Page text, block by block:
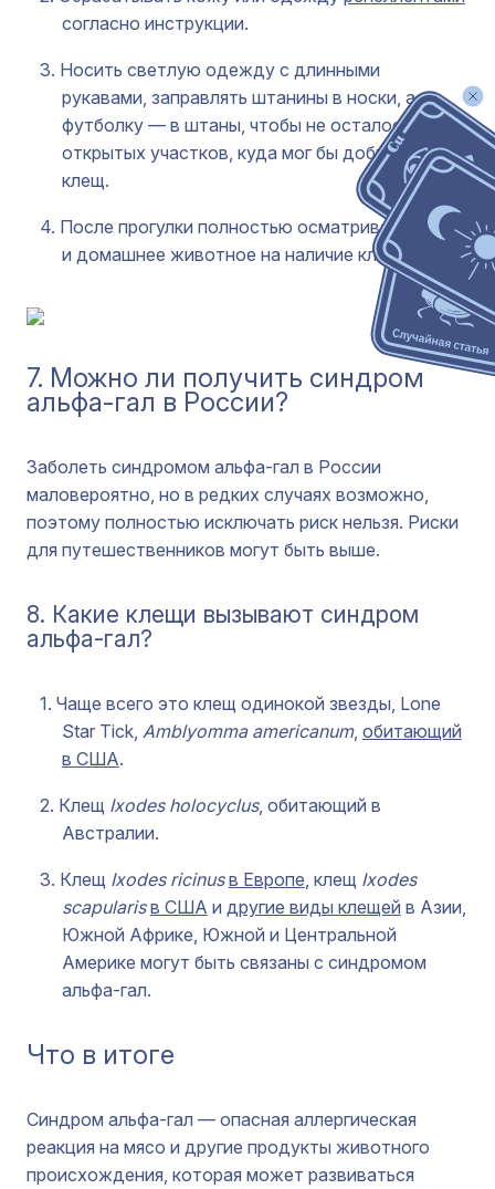
согласно инструкции.
Носить светлую одежду с длинными
рукавами, заправлять штанины в носки, а
футболку — в штаны, чтобы не осталось
открытых участков, куда мог бы добраться
клещ.
После прогулки полностью осматривайте себя
и домашнее животное на наличие клещей.
7. Можно ли получить синдром
альфа-гал в России?
Заболеть синдромом альфа-гал в России
маловероятно, но в редких случаях возможно,
поэтому полностью исключать риск нельзя. Риски
для путешественников могут быть выше.
8. Какие клещи вызывают синдром
альфа-гал?
Чаще всего это клещ одинокой звезды, Lone
Star Tick, Amblyomma americanum, обитающий
в США.
Клещ Ixodes holocyclus, обитающий в
Австралии.
Клещ Ixodes ricinus в Европе, клещ Ixodes
scapularis в США и другие виды клещей в Азии,
Южной Африке, Южной и Центральной
Америке могут быть связаны с синдромом
альфа-гал.
Что в итоге
Синдром альфа-гал — опасная аллергическая
реакция на мясо и другие продукты животного
происхождения, которая может развиваться